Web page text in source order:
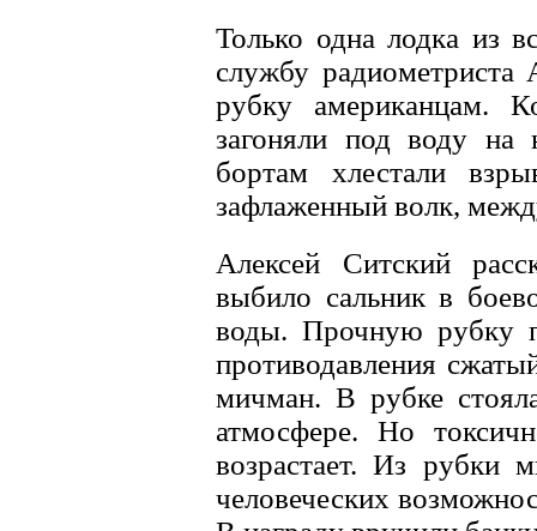
Только одна лодка из
службу радиометриста
рубку американцам.
загоняли под воду на
бортам хлестали
зафлаженный волк,
Алексей Ситский
выбило сальник в
воды. Прочную рубку
противодавления
мичман. В рубке
атмосфере. Но
возрастает. Из рубки
человеческих